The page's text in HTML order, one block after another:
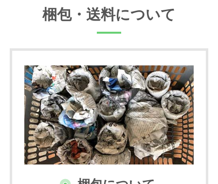
梱包・送料について